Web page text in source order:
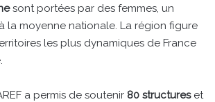
sont portées par des femmes, un
la moyenne nationale. La région figure
les plus dynamiques de France
a permis de soutenir 80 structureset